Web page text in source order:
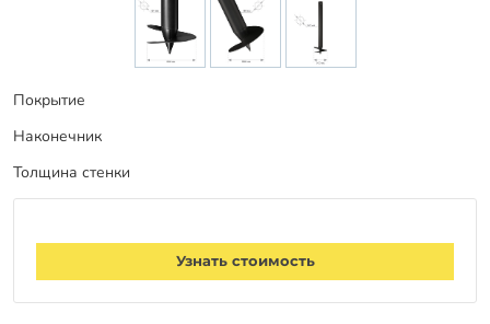
Заказать звонок
Покрытие
Наконечник
Толщина стенки
Узнать стоимость